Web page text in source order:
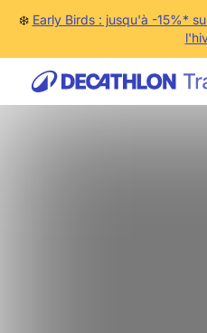
❄️ Early Birds : jusqu'à -15%*